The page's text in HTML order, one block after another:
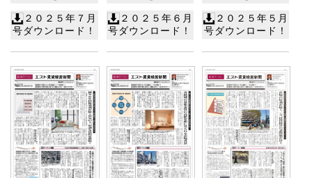
２０２５年７月
号ダウンロード！
２０２５年６月
号ダウンロード！
２０２５年５月
号ダウンロード！